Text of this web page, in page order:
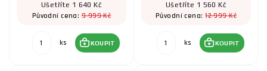
Ušetříte 1 640 Kč
Původní cena:9 999 Kč
ks KOUPIT
Ušetříte 1 560 Kč
Původní cena:12 999 Kč
ks KOUPIT